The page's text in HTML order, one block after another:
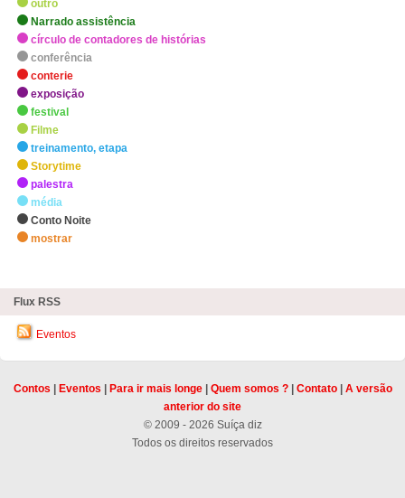
outro
Narrado assistência
círculo de contadores de histórias
conferência
conterie
exposição
festival
Filme
treinamento, etapa
Storytime
palestra
média
Conto Noite
mostrar
Flux RSS
Eventos
Contos Eventos Para ir mais longe| Quem somos ?| Contato| A versão
anterior do site
© 2009 - 2026 Suíça diz
Todos os direitos reservados